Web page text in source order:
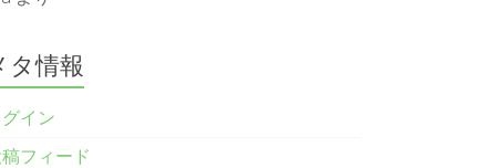
タ情報
イン
フィード